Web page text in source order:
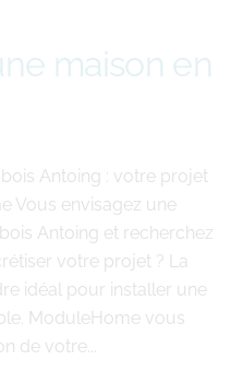
maison en
Antoing : votre projet
Vous envisagez une
Antoing et recherchez
votre projet ? La
idéal pour installer une
ModuleHome vous
de votre...